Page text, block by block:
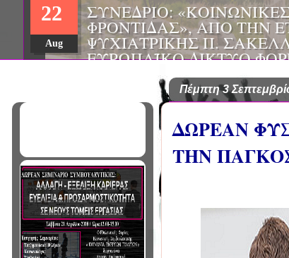
ΗΜΕΡΙΔΑ:
ΠΟΥ ΑΝΤΙΜΕΤΩΠΙΖΕΙ
ΠΑΘΟΛΟΓΟΣ", ΑΠΟ ΤΗΝ
ΠΑΘΟΛΟΓΙΑΣ
ΤΙΣ Α' & Β'
ΚΛΙΝΙΚΕΣ ΠΓΝΙ
01
Mar
Πέμπτη 3
ΔΩΡΕΑΝ
ΤΗΝ